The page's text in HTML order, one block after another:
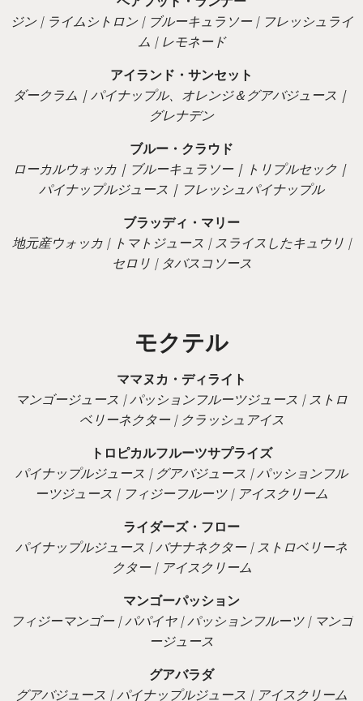
ジン | ライムシトロン | ブルーキュラソー | フレッシュライ
ム | レモネード
アイランド・サンセット
ダークラム｜パイナップル、オレンジ＆グアバジュース｜
グレナデン
ブルー・クラウド
ローカルウォッカ｜ブルーキュラソー｜トリプルセック｜
パイナップルジュース｜フレッシュパイナップル
ブラッディ・マリー
地元産ウォッカ | トマトジュース | スライスしたキュウリ |
セロリ | タバスコソース
モクテル
ママヌカ・ディライト
マンゴージュース | パッションフルーツジュース | ストロ
ベリーネクター | クラッシュアイス
トロピカルフルーツサプライズ
パイナップルジュース | グアバジュース | パッションフル
ーツジュース | フィジーフルーツ | アイスクリーム
ライダーズ・フロー
パイナップルジュース | バナナネクター | ストロベリーネ
クター | アイスクリーム
マンゴーパッション
フィジーマンゴー | パパイヤ | パッションフルーツ | マンゴ
ージュース
グアバラダ
グアバジュース | パイナップルジュース | アイスクリーム